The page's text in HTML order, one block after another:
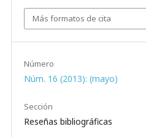
Número
Núm. 16 (2013): (mayo)
Sección
Reseñas bibliográficas
Más formatos de cita